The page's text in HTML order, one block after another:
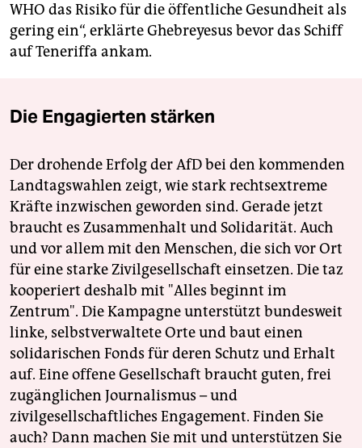
WHO das Risiko für die öffentliche Gesundheit als
gering ein“, erklärte Ghebreyesus bevor das Schiff
auf Teneriffa ankam.
Die Engagierten stärken
Der drohende Erfolg der AfD bei den kommenden
Landtagswahlen zeigt, wie stark rechtsextreme
Kräfte inzwischen geworden sind. Gerade jetzt
braucht es Zusammenhalt und Solidarität. Auch
und vor allem mit den Menschen, die sich vor Ort
für eine starke Zivilgesellschaft einsetzen. Die taz
kooperiert deshalb mit "Alles beginnt im
Zentrum". Die Kampagne unterstützt bundesweit
linke, selbstverwaltete Orte und baut einen
solidarischen Fonds für deren Schutz und Erhalt
auf. Eine offene Gesellschaft braucht guten, frei
zugänglichen Journalismus – und
zivilgesellschaftliches Engagement. Finden Sie
auch? Dann machen Sie mit und unterstützen Sie